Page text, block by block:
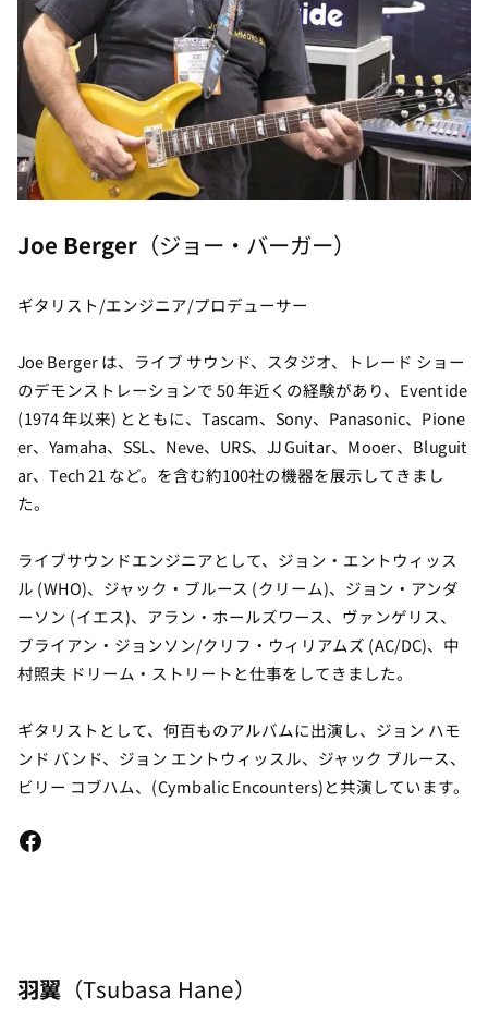
Joe Berger（ジョー・バーガー）
ギタリスト/エンジニア/プロデューサー
Joe Berger は、ライブ サウンド、スタジオ、トレード ショー
のデモンストレーションで 50 年近くの経験があり、Eventide
(1974 年以来) とともに、Tascam、Sony、Panasonic、Pione
er、Yamaha、SSL、Neve、URS、JJ Guitar、Mooer、Bluguit
ar、Tech 21 など。を含む約100社の機器を展示してきまし
た。
ライブサウンドエンジニアとして、ジョン・エントウィッス
ル (WHO)、ジャック・ブルース (クリーム)、ジョン・アンダ
ーソン (イエス)、アラン・ホールズワース、ヴァンゲリス、
ブライアン・ジョンソン/クリフ・ウィリアムズ (AC/DC)、中
村照夫 ドリーム・ストリートと仕事をしてきました。
ギタリストとして、何百ものアルバムに出演し、ジョン ハモ
ンド バンド、ジョン エントウィッスル、ジャック ブルース、
ビリー コブハム、(Cymbalic Encounters)と共演しています。
Facebook
羽翼（Tsubasa Hane）